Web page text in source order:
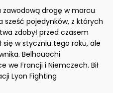
zawodową drogę w marcu
sześć pojedynków, z których
zdobył przed czasem
się w styczniu tego roku, ale
Belhouachi
we Francji i Niemczech. Bił
Lyon Fighting